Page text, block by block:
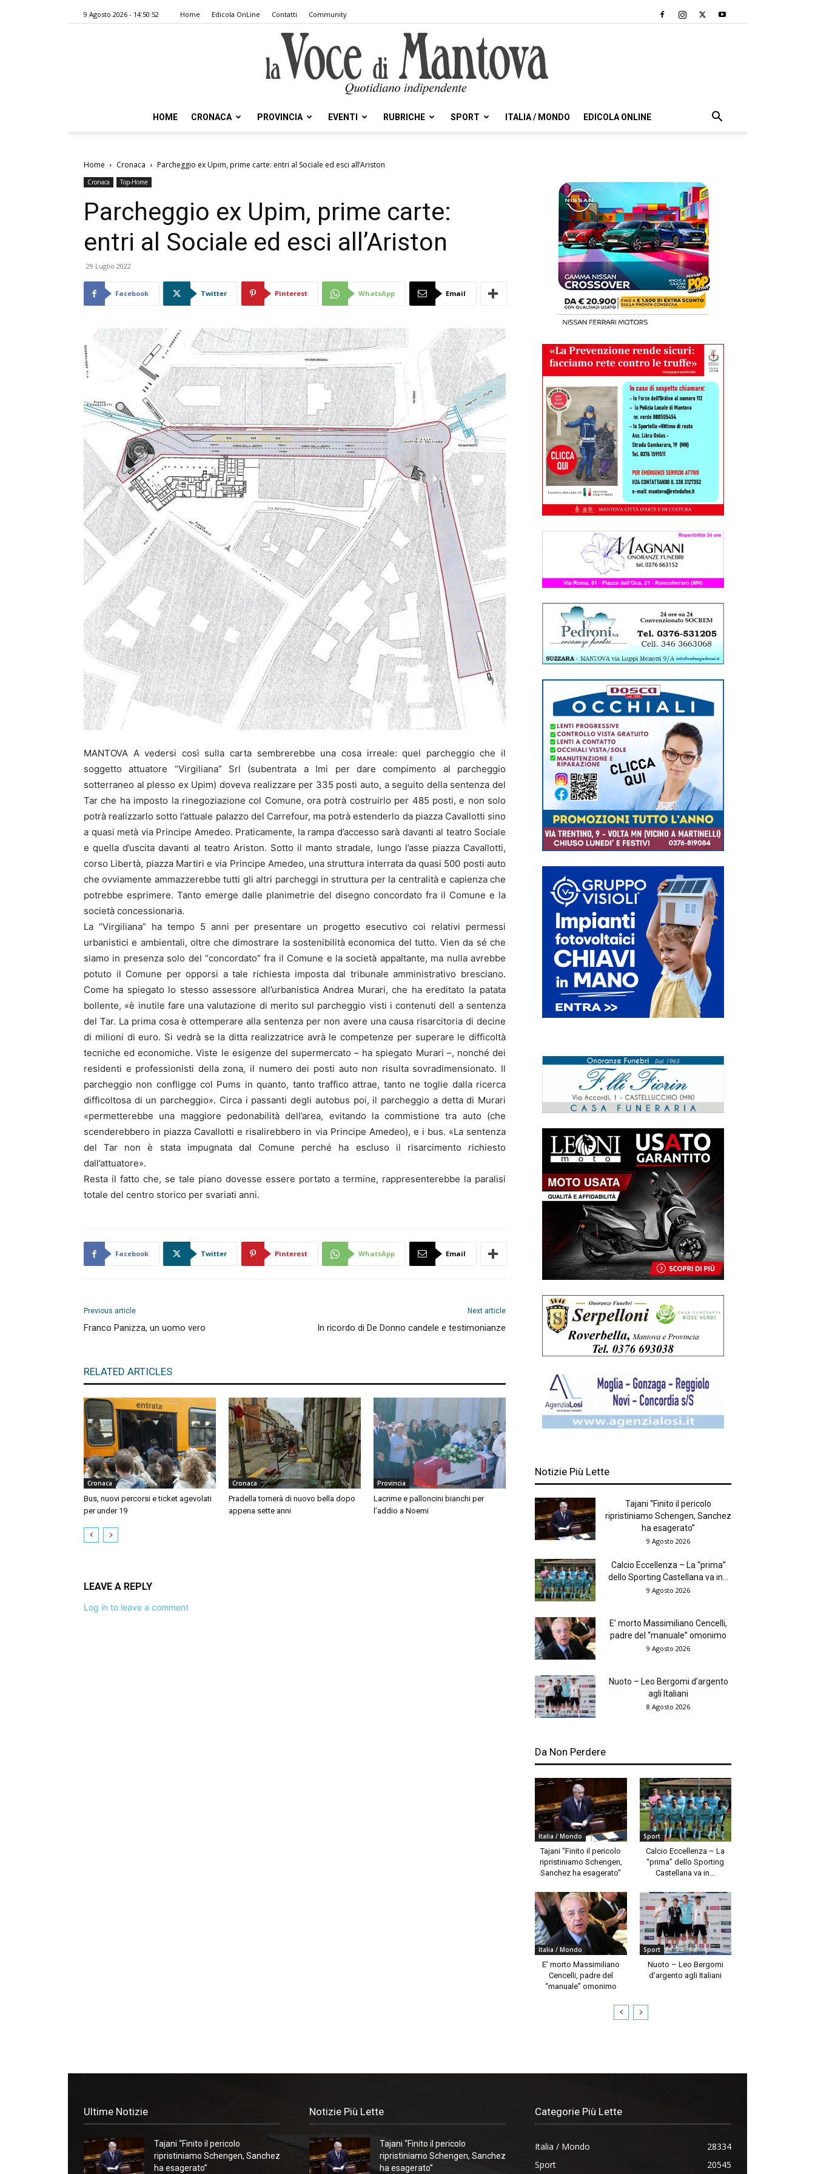
9 Agosto 2026 - 14:50:52 Home Edicola OnLine Contatti Community
Voce
Mantova
HOME CRONACA PROVINCIA EVENTI RUBRICHE SPORT ITALIA / MONDO EDICOLA ONLINE
Home Cronaca Parcheggio ex Upim, prime carte: entri al Sociale ed esci all’Ariston
Cronaca Top-Home
Parcheggio ex Upim, prime carte:
entri al Sociale ed esci all’Ariston
29 Luglio 2022
Facebook Twitter Pinterest WhatsApp Email
MANTOVA A vedersi così sulla carta sembrerebbe una cosa irreale: quel parcheggio che il
soggetto attuatore “Virgiliana” Srl (subentrata a Imi per dare compimento al parcheggio
sotterraneo al plesso ex Upim) doveva realizzare per 335 posti auto, a seguito della sentenza del
Tar che ha imposto la rinegoziazione col Comune, ora potrà costruirlo per 485 posti, e non solo
potrà realizzarlo sotto l’attuale palazzo del Carrefour, ma potrà estenderlo da piazza Cavallotti sino
a quasi metà via Principe Amedeo. Praticamente, la rampa d’accesso sarà davanti al teatro Sociale
e quella d’uscita davanti al teatro Ariston. Sotto il manto stradale, lungo l’asse piazza Cavallotti,
corso Libertà, piazza Martiri e via Principe Amedeo, una struttura interrata da quasi 500 posti auto
che ovviamente ammazzerebbe tutti gli altri parcheggi in struttura per la centralità e capienza che
potrebbe esprimere. Tanto emerge dalle planimetrie del disegno concordato fra il Comune e la
società concessionaria.
La “Virgiliana” ha tempo 5 anni per presentare un progetto esecutivo coi relativi permessi
urbanistici e ambientali, oltre che dimostrare la sostenibilità economica del tutto. Vien da sé che
siamo in presenza solo del “concordato” fra il Comune e la società appaltante, ma nulla avrebbe
potuto il Comune per opporsi a tale richiesta imposta dal tribunale amministrativo bresciano.
Come ha spiegato lo stesso assessore all’urbanistica Andrea Murari, che ha ereditato la patata
bollente, «è inutile fare una valutazione di merito sul parcheggio visti i contenuti dell a sentenza
del Tar. La prima cosa è ottemperare alla sentenza per non avere una causa risarcitoria di decine
di milioni di euro. Si vedrà se la ditta realizzatrice avrà le competenze per superare le difficoltà
tecniche ed economiche. Viste le esigenze del supermercato – ha spiegato Murari –, nonché dei
residenti e professionisti della zona, il numero dei posti auto non risulta sovradimensionato. Il
parcheggio non confligge col Pums in quanto, tanto traffico attrae, tanto ne toglie dalla ricerca
difficoltosa di un parcheggio». Circa i passanti degli autobus poi, il parcheggio a detta di Murari
«permetterebbe una maggiore pedonabilità dell’area, evitando la commistione tra auto (che
scenderebbero in piazza Cavallotti e risalirebbero in via Principe Amedeo), e i bus. «La sentenza
del Tar non è stata impugnata dal Comune perché ha escluso il risarcimento richiesto
dall’attuatore».
Resta il fatto che, se tale piano dovesse essere portato a termine, rappresenterebbe la paralisi
totale del centro storico per svariati anni.
Facebook Twitter Pinterest WhatsApp Email
Previous article
Franco Panizza, un uomo vero
Next article
In ricordo di De Donno candele e testimonianze
RELATED ARTICLES
Cronaca
Bus, nuovi percorsi e ticket agevolati
per under 19
Cronaca
Pradella tornerà di nuovo bella dopo
appena sette anni
Provincia
Lacrime e palloncini bianchi per
l’addio a Noemi
LEAVE A REPLY
Log in to leave a comment
Notizie Più Lette
Tajani “Finito il pericolo
ripristiniamo Schengen, Sanchez
ha esagerato”
9 Agosto 2026
Calcio Eccellenza – La “prima”
dello Sporting Castellana va in...
9 Agosto 2026
E’ morto Massimiliano Cencelli,
padre del “manuale” omonimo
9 Agosto 2026
Nuoto – Leo Bergomi d’argento
agli Italiani
8 Agosto 2026
Da Non Perdere
Italia / Mondo
Tajani “Finito il pericolo
ripristiniamo Schengen,
Sanchez ha esagerato”
Sport
Calcio Eccellenza – La
“prima” dello Sporting
Castellana va in...
Italia / Mondo
E’ morto Massimiliano
Cencelli, padre del
“manuale” omonimo
Sport
Nuoto – Leo Bergomi
d’argento agli Italiani
Ultime Notizie
Tajani “Finito il pericolo
ripristiniamo Schengen, Sanchez
ha esagerato”
Notizie Più Lette
Tajani “Finito il pericolo
ripristiniamo Schengen, Sanchez
ha esagerato”
Categorie Più Lette
Italia / Mondo
28334
Sport
20545